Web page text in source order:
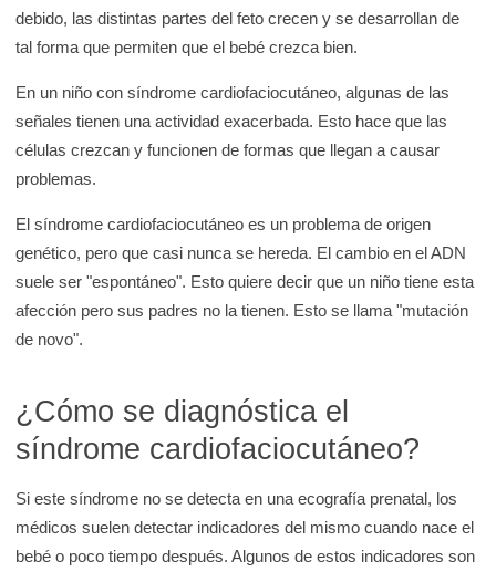
debido, las distintas partes del feto crecen y se desarrollan de
tal forma que permiten que el bebé crezca bien.
En un niño con síndrome cardiofaciocutáneo, algunas de las
señales tienen una actividad exacerbada. Esto hace que las
células crezcan y funcionen de formas que llegan a causar
problemas.
El síndrome cardiofaciocutáneo es un problema de origen
genético, pero que casi nunca se hereda. El cambio en el ADN
suele ser "espontáneo". Esto quiere decir que un niño tiene esta
afección pero sus padres no la tienen. Esto se llama "mutación
de novo".
¿Cómo se diagnóstica el
síndrome cardiofaciocutáneo?
Si este síndrome no se detecta en una ecografía prenatal, los
médicos suelen detectar indicadores del mismo cuando nace el
bebé o poco tiempo después. Algunos de estos indicadores son